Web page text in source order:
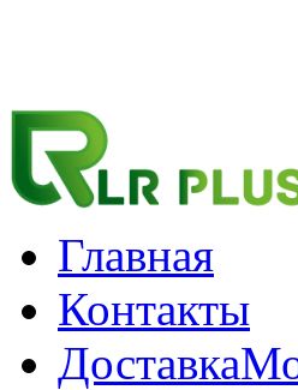
Главная
Контакты
Доставка